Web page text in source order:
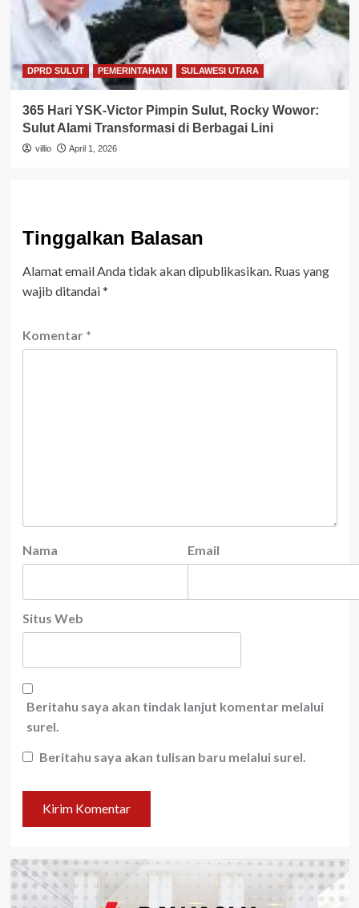
DPRD SULUT PEMERINTAHAN SULAWESI UTARA
365 Hari YSK-Victor Pimpin Sulut, Rocky Wowor:
Sulut Alami Transformasi di Berbagai Lini
villio April 1, 2026
Tinggalkan Balasan
Alamat email Anda tidak akan dipublikasikan. Ruas yang
wajib ditandai*
Komentar *
Nama Email
Situs Web
Beritahu saya akan tindak lanjut komentar melalui
surel.
Beritahu saya akan tulisan baru melalui surel.